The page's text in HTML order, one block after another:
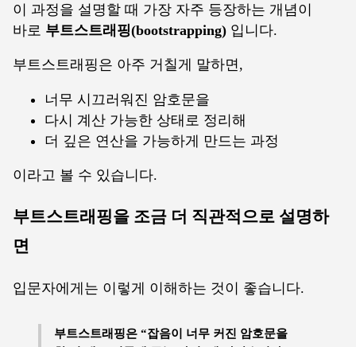
이 과정을 설명할 때 가장 자주 등장하는 개념이
바로 부트스트래핑(bootstrapping) 입니다.
부트스트래핑은 아주 거칠게 말하면,
너무 시끄러워진 암호문을
다시 계산 가능한 상태로 정리해
더 깊은 연산을 가능하게 만드는 과정
이라고 볼 수 있습니다.
부트스트래핑을 조금 더 직관적으로 설명하
면
입문자에게는 이렇게 이해하는 것이 좋습니다.
부트스트래핑은 “잡음이 너무 커진 암호문을